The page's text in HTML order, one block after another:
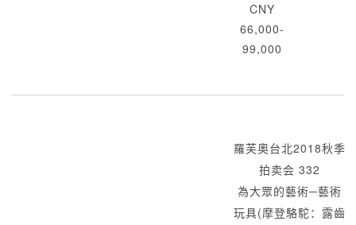
CNY
66,000-
99,000
羅芙奧台北2018秋季
拍卖会 332
為大眾的藝術─藝術
玩具(摩登駱駝：露齒